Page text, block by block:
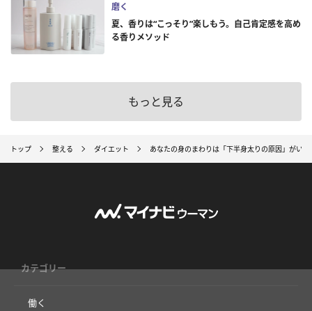
磨く
夏、香りは“こっそり”楽しもう。自己肯定感を高め
る香りメソッド
もっと見る
トップ 整える ダイエット あなたの身のまわりは「下半身太りの原因」がいっ
カテゴリー
働く